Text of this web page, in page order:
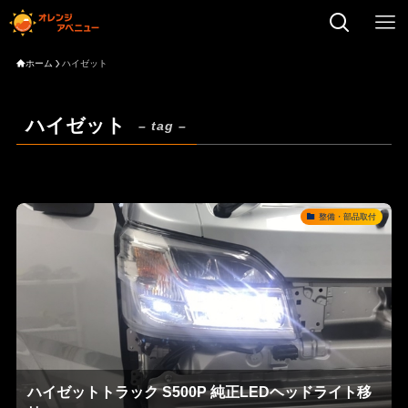
ホーム ハイゼット
ハイゼット – tag –
整備・部品取付
ハイゼットトラック S500P 純正LEDヘッドライト移